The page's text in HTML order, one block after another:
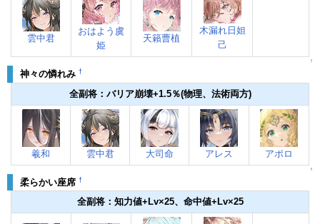
雲中君
おはよう虞
姫
天籟曹植
木漏れ日妲
己
↑
神々の憐れみ †
全副将：バリア崩壊+1.5％(物理、法術両方)
羲和 雲中君 大司命 アレス アポロ
↑
柔らかい座席 †
全副将：知力値+Lv×25、命中値+Lv×25